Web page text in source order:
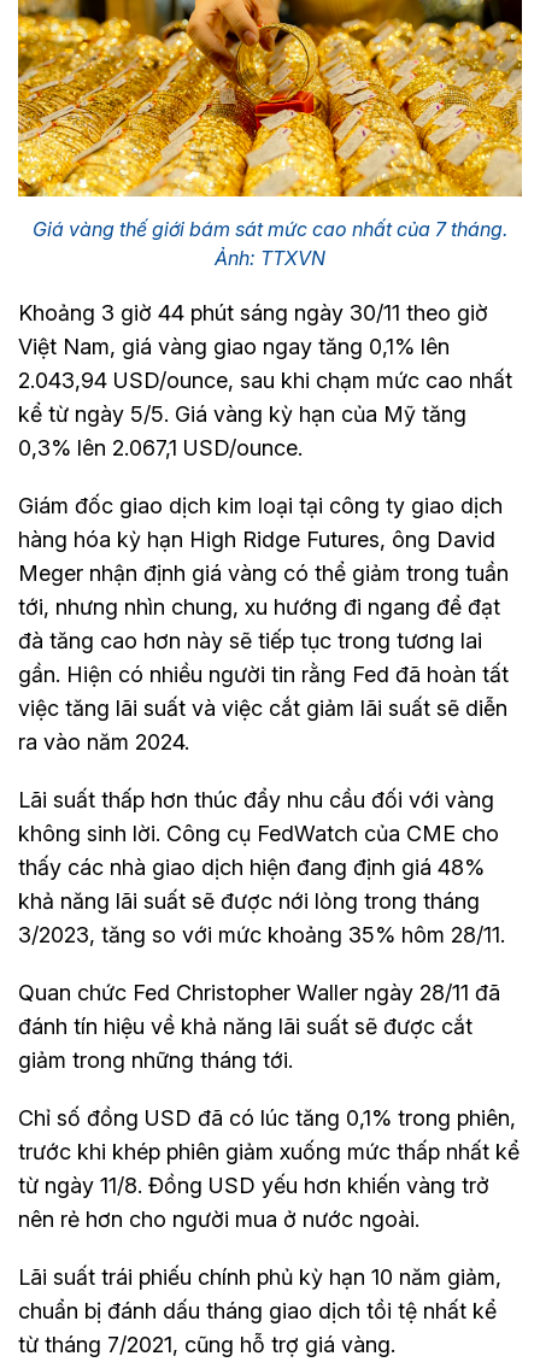
Giá vàng thế giới bám sát mức cao nhất của 7 tháng.
Ảnh: TTXVN
Khoảng 3 giờ 44 phút sáng ngày 30/11 theo giờ
Việt Nam, giá vàng giao ngay tăng 0,1% lên
2.043,94 USD/ounce, sau khi chạm mức cao nhất
kể từ ngày 5/5. Giá vàng kỳ hạn của Mỹ tăng
0,3% lên 2.067,1 USD/ounce.
Giám đốc giao dịch kim loại tại công ty giao dịch
hàng hóa kỳ hạn High Ridge Futures, ông David
Meger nhận định giá vàng có thể giảm trong tuần
tới, nhưng nhìn chung, xu hướng đi ngang để đạt
đà tăng cao hơn này sẽ tiếp tục trong tương lai
gần. Hiện có nhiều người tin rằng Fed đã hoàn tất
việc tăng lãi suất và việc cắt giảm lãi suất sẽ diễn
ra vào năm 2024.
Lãi suất thấp hơn thúc đẩy nhu cầu đối với vàng
không sinh lời. Công cụ FedWatch của CME cho
thấy các nhà giao dịch hiện đang định giá 48%
khả năng lãi suất sẽ được nới lỏng trong tháng
3/2023, tăng so với mức khoảng 35% hôm 28/11.
Quan chức Fed Christopher Waller ngày 28/11 đã
đánh tín hiệu về khả năng lãi suất sẽ được cắt
giảm trong những tháng tới.
Chỉ số đồng USD đã có lúc tăng 0,1% trong phiên,
trước khi khép phiên giảm xuống mức thấp nhất kể
từ ngày 11/8. Đồng USD yếu hơn khiến vàng trở
nên rẻ hơn cho người mua ở nước ngoài.
Lãi suất trái phiếu chính phủ kỳ hạn 10 năm giảm,
chuẩn bị đánh dấu tháng giao dịch tồi tệ nhất kể
từ tháng 7/2021, cũng hỗ trợ giá vàng.